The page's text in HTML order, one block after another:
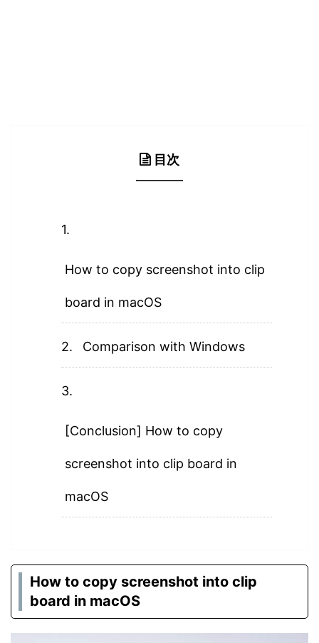
目次
How to copy screenshot into clip
board in macOS
Comparison with Windows
[Conclusion] How to copy
screenshot into clip board in
macOS
How to copy screenshot into clip
board in macOS